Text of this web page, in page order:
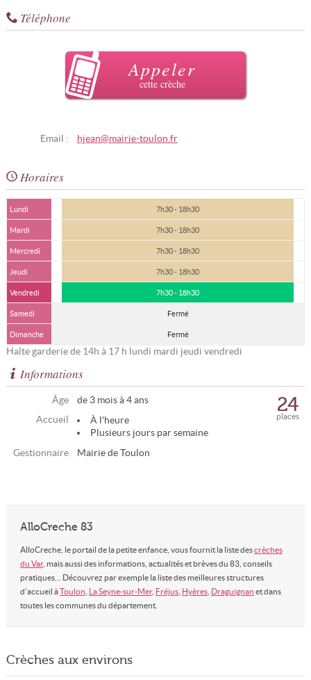
Téléphone
Appeler
cette crèche
Email : hjean@mairie-toulon.fr
Horaires
Lundi 7h30 - 18h30
Mardi 7h30 - 18h30
Mercredi 7h30 - 18h30
Jeudi 7h30 - 18h30
Vendredi 7h30 - 18h30
Samedi Fermé
Dimanche Fermé
Halte garderie de 14h à 17 h lundi mardi jeudi vendredi
Informations
Âge
de 3 mois à 4 ans
Accueil
À l'heure
Plusieurs jours par semaine
Gestionnaire
Mairie de Toulon
places
24
AlloCreche 83
AlloCreche, le portail de la petite enfance, vous fournit la liste descrèches
du Var, mais aussi des informations, actualités et brèves du 83, conseils
pratiques... Découvrez par exemple la liste des meilleures structures
d'accueil àToulon La Seyne-sur-Mer, Fréjus, Hyères, Draguignan et dans
toutes les communes du département.
Crèches aux environs